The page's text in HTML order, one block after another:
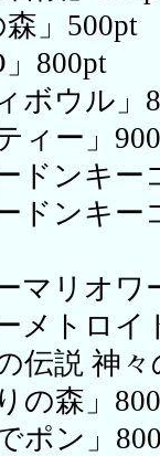
森」500pt
」800pt
ボウル」
ィー」
ドンキー
ドンキ
マリオワ
メトロイ
伝説 神
の森」
ポン」